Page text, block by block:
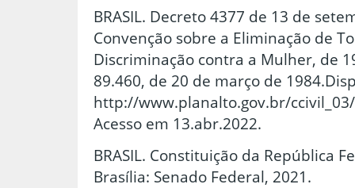
BRASIL. Decreto 4377 de 13 de
Convenção sobre a Eliminação de
Discriminação contra a Mulher, de
89.460, de 20 de março de
http://www.planalto.gov.br/
Acesso em 13.abr.2022.
BRASIL. Constituição da República
Brasília: Senado Federal, 2021.